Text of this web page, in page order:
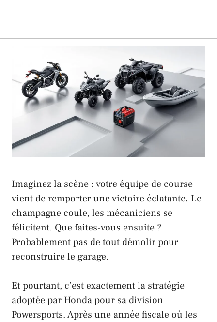
Imaginez la scène : votre équipe de course
vient de remporter une victoire éclatante. Le
champagne coule, les mécaniciens se
félicitent. Que faites-vous ensuite ?
Probablement pas de tout démolir pour
reconstruire le garage.
Et pourtant, c’est exactement la stratégie
adoptée par Hondapour sa division
Powersports. Après une année fiscale où les